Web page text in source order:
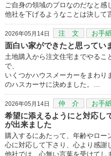
ご自身の領域のプロなのだなと感
他社を下げるようなことは決して
2026年05月14日 注 文 お手
面白い家ができたと思ってい
土地購入から注文住宅までやるこ
で、
いくつかハウスメーカーをまわり
のハスカーサに決めました。…
2026年05月14日 仲 介 お手
希望に添えるようにと対応し
が出来ました
購入するにあたって、年齢やロー
心に対応して下さり、心より感謝
他社では、心無い言葉を受けてし